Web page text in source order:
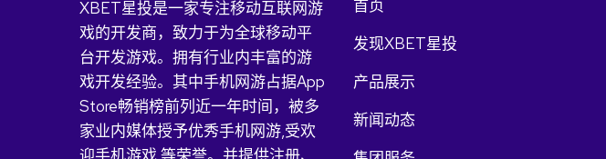
XBET星投是一家专注移动互联网游
戏的开发商，致力于为全球移动平
台开发游戏。拥有行业内丰富的游
戏开发经验。其中手机网游占据App
Store畅销榜前列近一年时间，被多
家业内媒体授予优秀手机网游,受欢
首页
发现XBET星投
产品展示
新闻动态